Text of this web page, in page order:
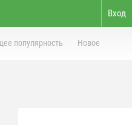
Вход
популярность Новое